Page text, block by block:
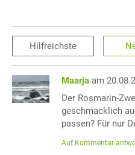
Hilfreichste
Maarja am
Der Rosmarin-
geschmacklich
passen? Für nur
Auf Kommentar